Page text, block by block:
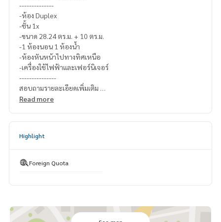
--------------
-ห้อง Duplex
-ชั้น 1x
-ขนาด 28.24 ตร.ม. + 10 ตร.ม.
-1 ห้องนอน 1 ห้องน้ำ
-ห้องหันหน้าไปทางทิศเหนือ
-เครื่องใช้ไฟฟ้าและเฟอร์นิเจอร์
---------------
สอบถามรายละเอียดเพิ่มเติม
Line official : @matchingproperty (มี @ ข้างหน้า)
.
นท์ โรงแรม รีสอร์ท กับทีมงานอสังหาฯมืออาชีพ ที่ทำงานกันเป็นร
Read more
Highlight
Foreign Quota